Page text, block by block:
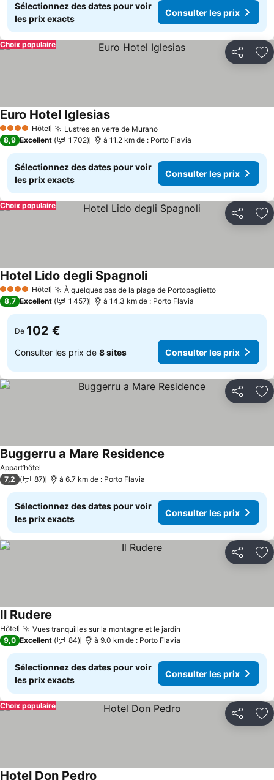
Sélectionnez des dates pour voir
les prix exacts
Consulter les prix
Partager
Choix populaire
4 Étoiles Hôtel Lustres en verre de MuranoConsulter les prix
Euro Hotel IglesiasConsulter les prix
8,9 Excellent 1 702 à 11.2 km de : Porto Flavia
Sélectionnez des dates pour voir
les prix exacts
Consulter les prix
Partager
Choix populaire
4 Étoiles Hôtel À quelques pas de la plage de PortopagliettoConsulter
Hotel Lido degli SpagnoliConsulter les prix
8,7 Excellent 1 457 à 14.3 km de : Porto Flavia
De 102 €
Consulter les prix de 8 sites Consulter les prix
Partager
Appart’hôtel
Buggerru a Mare Residence
7,2 87 à 6.7 km de : Porto Flavia
Sélectionnez des dates pour voir
les prix exacts
Consulter les prix
Partager
Hôtel Vues tranquilles sur la montagne et le jardin
Il Rudere
9,0 Excellent 84 à 9.0 km de : Porto Flavia
Sélectionnez des dates pour voir
les prix exacts
Consulter les prix
Partager
Choix populaire
Hotel Don Pedro